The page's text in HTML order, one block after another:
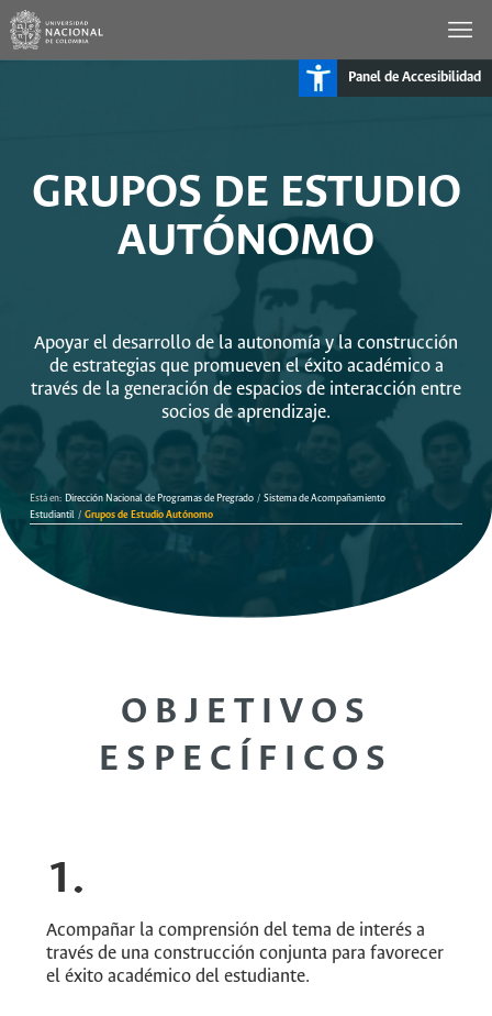
Panel de Accesibilidad
GRUPOS DE ESTUDIO
AUTÓNOMO
Apoyar el desarrollo de la autonomía y la construcción
de estrategias que promueven el éxito académico a
través de la generación de espacios de interacción entre
socios de aprendizaje.
Está en: Dirección Nacional de Programas de Pregrado / Sistema de Acompañamiento
Estudiantil / Grupos de Estudio Autónomo
OBJETIVOS
ESPECÍFICOS
1.
Acompañar la comprensión del tema de interés a
través de una construcción conjunta para favorecer
el éxito académico del estudiante.